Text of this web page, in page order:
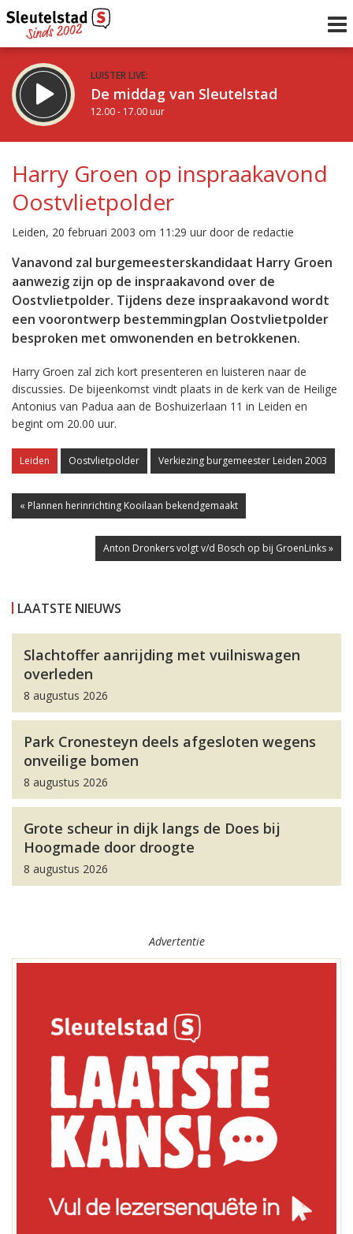
LUISTER LIVE:
De middag van Sleutelstad
12.00 - 17.00 uur
Sleutelstad 30
17.00 - 19.00 uur
Vorig uur
uur 1 van 0
Inklappen
Harry Groen op inspraakavond
Oostvlietpolder
Leiden, 20 februari 2003 om 11:29 uur door de redactie
Vanavond zal burgemeesterskandidaat Harry Groen
aanwezig zijn op de inspraakavond over de
Oostvlietpolder. Tijdens deze inspraakavond wordt
een voorontwerp bestemmingplan Oostvlietpolder
besproken met omwonenden en betrokkenen.
Harry Groen zal zich kort presenteren en luisteren naar de
discussies. De bijeenkomst vindt plaats in de kerk van de Heilige
Antonius van Padua aan de Boshuizerlaan 11 in Leiden en
begint om 20.00 uur.
Leiden Oostvlietpolder Verkiezing burgemeester Leiden 2003
« Plannen herinrichting Kooilaan bekendgemaakt
Anton Dronkers volgt v/d Bosch op bij GroenLinks »
LAATSTE NIEUWS
Slachtoffer aanrijding met vuilniswagen
overleden
8 augustus 2026
Park Cronesteyn deels afgesloten wegens
onveilige bomen
8 augustus 2026
Grote scheur in dijk langs de Does bij
Hoogmade door droogte
8 augustus 2026
Advertentie